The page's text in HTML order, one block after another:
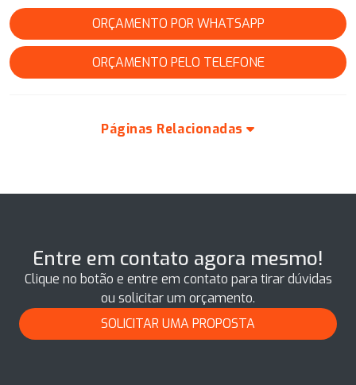
ORÇAMENTO POR WHATSAPP
ORÇAMENTO PELO TELEFONE
Páginas Relacionadas
Entre em contato agora mesmo!
Clique no botão e entre em contato para tirar dúvidas
ou solicitar um orçamento.
SOLICITAR UMA PROPOSTA